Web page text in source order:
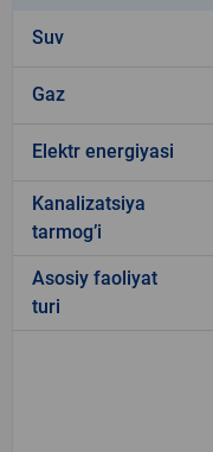
Suv
Gaz
Elektr energiyasi
Kanalizatsiya
tarmogʼi
Аsosiy faoliyat
turi